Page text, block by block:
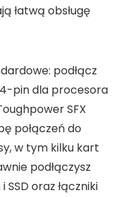
łatwą obsługę
podłącz
pin dla procesora
SFX
połączeń do
w tym kilku kart
podłączysz
oraz łączniki